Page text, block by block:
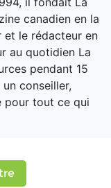
canadien en la
le rédacteur en
au quotidien La
pendant 15
conseiller,
pour tout ce qui